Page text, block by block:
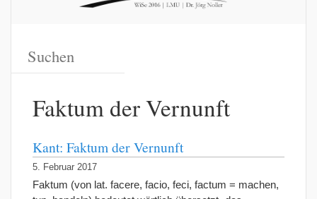
Faktum der Vernunft
Kant: Faktum der Vernunft
5. Februar 2017
Faktum (von lat. facere, facio, feci, factum = machen,